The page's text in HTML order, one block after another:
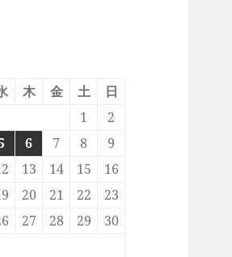
木 金 土
日
1
2
6 7 8
9
13 14 15
16
20 21 22
23
27 28 29
30